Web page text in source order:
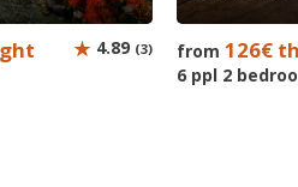
4.89 (3) from 126€
6 ppl 2